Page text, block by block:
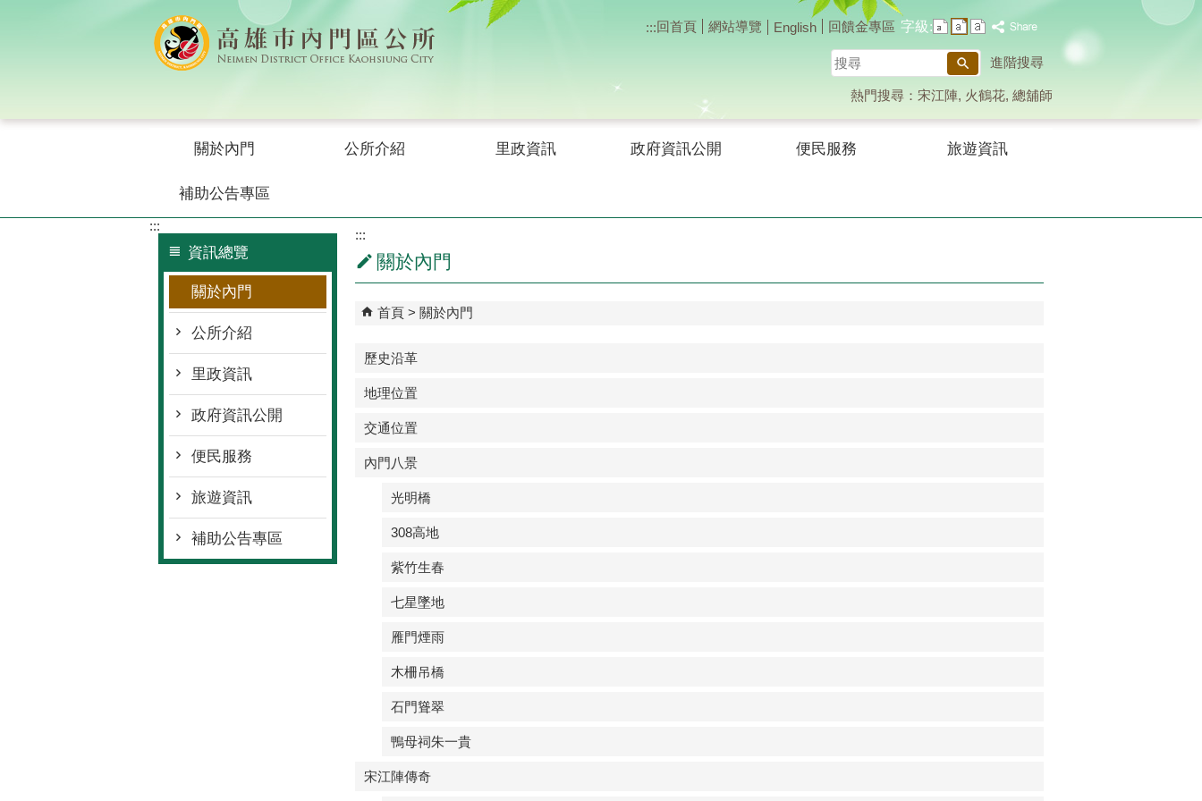
:::回首頁 網站導覽 English 回饋金專區 字級:
搜
尋
進階搜尋
熱門搜尋： 宋江陣 火鶴花 總舖師
關於內門 公所介紹 里政資訊 政府資訊公開 便民服務 旅遊資訊
補助公告專區
:::
資訊總覽
關於內門
公所介紹
里政資訊
政府資訊公開
便民服務
旅遊資訊
補助公告專區
:::
關於內門
首頁 關於內門
歷史沿革
地理位置
交通位置
內門八景
光明橋
308高地
紫竹生春
七星墜地
雁門煙雨
木柵吊橋
石門聳翠
鴨母祠朱一貴
宋江陣傳奇